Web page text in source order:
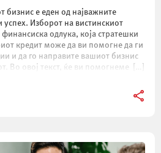
бизнис е еден од најважните
успех. Изборот на вистинскиот
одлука, која стратешки
кредит може да ви помогне да ги
и да го направите вашиот бизнис
Во овој текст, ќе ви помогнеме […]